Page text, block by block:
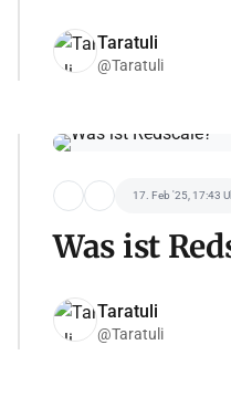
Taratuli
@Taratuli
17. Feb '25, 17:43
Was ist
Taratuli
@Taratuli